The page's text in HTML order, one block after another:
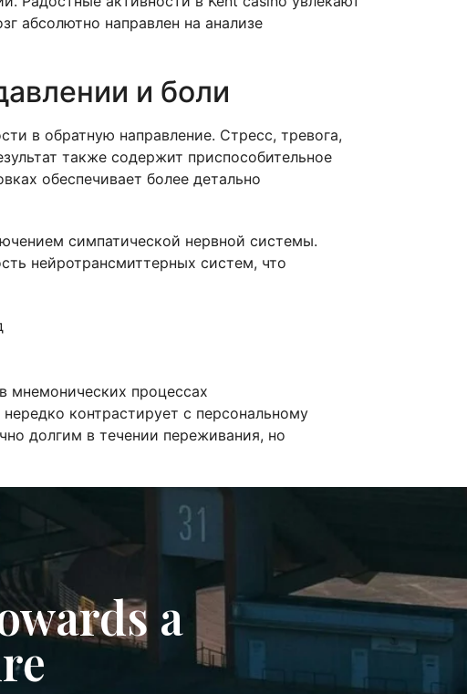
абсолютно направлен на анализе
и боли
в обратную направление. Стресс, тревога,
также содержит приспособительное
обеспечивает более детально
симпатической нервной системы.
нейротрансмиттерных систем, что
мнемонических процессах
контрастирует с персональному
долгим в течении переживания, но
a